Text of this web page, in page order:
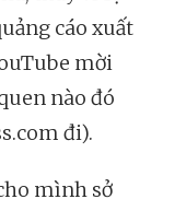
cáo xuất
mời
nào đó
đi).
mình sở